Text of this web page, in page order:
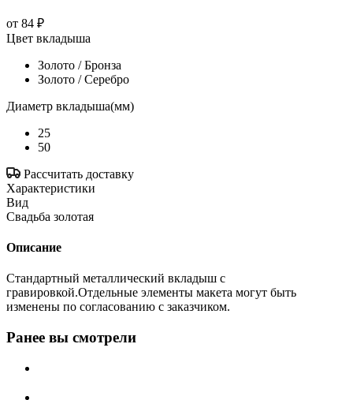
от 84 ₽
Цвет вкладыша
Золото / Бронза
Золото / Серебро
Диаметр вкладыша(мм)
25
50
Рассчитать доставку
Характеристики
Вид
Свадьба золотая
Описание
Стандартный металлический вкладыш с
гравировкой.Отдельные элементы макета могут быть
изменены по согласованию с заказчиком.
Ранее вы смотрели